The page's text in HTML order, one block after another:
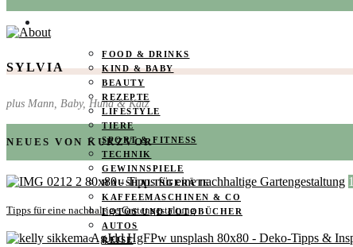
FOOD & DRINKS
KIND & BABY
BEAUTY
REZEPTE
LIFESTYLE
TIERE
SPORT & FITNESS
TECHNIK
GEWINNSPIELE
HAUSHALTSGERÄTE
KAFFEEMASCHINEN & CO
FOTOS UND FOTOBÜCHER
AUTOS
REISE
SYLVIA
plus Mann, Baby, Hund & Katz
NEUES VON KURZVOR
1
Tipps für eine nachhaltige Gartengestaltung